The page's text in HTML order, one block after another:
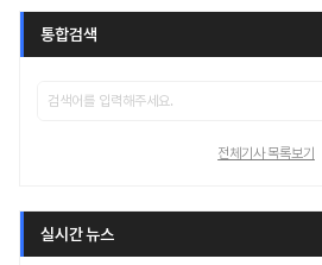
통합검색
전체기사 목록보기
실시간 뉴스